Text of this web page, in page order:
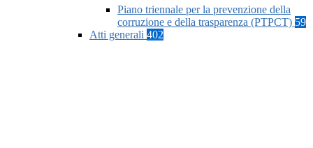
Piano triennale per la prevenzione della
corruzione e della trasparenza (PTPCT) 59
Atti generali 402